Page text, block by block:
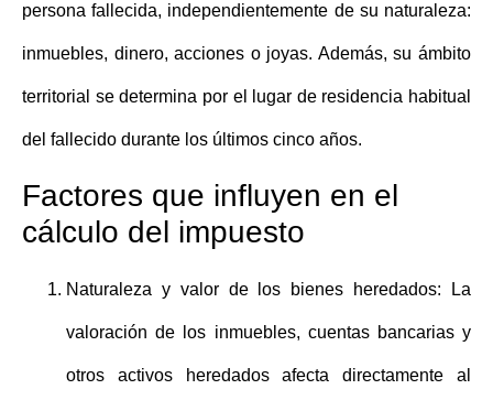
persona fallecida, independientemente de su naturaleza:
inmuebles, dinero, acciones o joyas. Además, su ámbito
territorial se determina por el lugar de residencia habitual
del fallecido durante los últimos cinco años.
Factores que influyen en el
cálculo del impuesto
Naturaleza y valor de los bienes heredados: La
valoración de los inmuebles, cuentas bancarias y
otros activos heredados afecta directamente al